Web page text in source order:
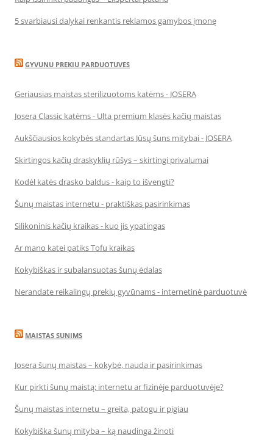
5 svarbiausi dalykai renkantis reklamos gamybos įmonę
GYVUNU PREKIU PARDUOTUVES
Geriausias maistas sterilizuotoms katėms - JOSERA
Josera Classic katėms - Ulta premium klasės kačių maistas
Aukščiausios kokybės standartas Jūsų šuns mitybai - JOSERA
Skirtingos kačių draskyklių rūšys – skirtingi privalumai
Kodėl katės drasko baldus - kaip to išvengti?
Šunų maistas internetu - praktiškas pasirinkimas
Silikoninis kačių kraikas - kuo jis ypatingas
Ar mano katei patiks Tofu kraikas
Kokybiškas ir subalansuotas šunų ėdalas
Nerandate reikalingų prekių gyvūnams - internetinė parduotuvė
MAISTAS SUNIMS
Josera šunų maistas – kokybė, nauda ir pasirinkimas
Kur pirkti šunų maistą: internetu ar fizinėje parduotuvėje?
Šunų maistas internetu – greita, patogu ir pigiau
Kokybiška šunų mityba – ką naudinga žinoti